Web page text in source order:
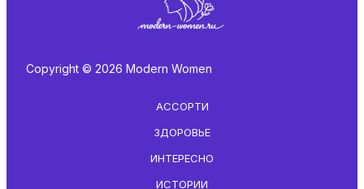
Copyright © 2026 Modern Women
АССОРТИ
ЗДОРОВЬЕ
ИНТЕРЕСНО
ИСТОРИИ